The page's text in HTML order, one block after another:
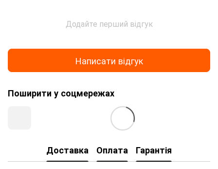
Додайте перший відгук
Написати відгук
Поширити у соцмережах
Доставка Оплата Гарантія